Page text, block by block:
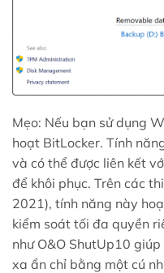
Mẹo: Nếu bạn sử dụng
hoạt BitLocker. Tính
và có thể được liên kết
để khôi phục. Trên các
2021), tính năng này
kiểm soát tối đa quyền
như O&O ShutUp10
xa ẩn chỉ bằng một cú